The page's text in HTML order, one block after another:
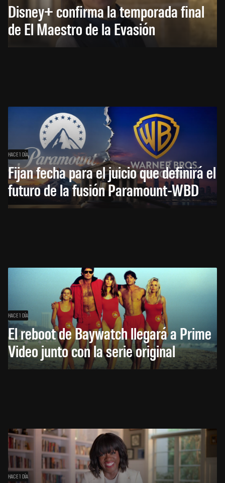
Disney+ confirma la temporada final
de El Maestro de la Evasión
HACE 1 DÍA
Fijan fecha para el juicio que definirá el
futuro de la fusión Paramount-WBD
HACE 1 DÍA
El reboot de Baywatch llegará a Prime
Video junto con la serie original
HACE 1 DÍA